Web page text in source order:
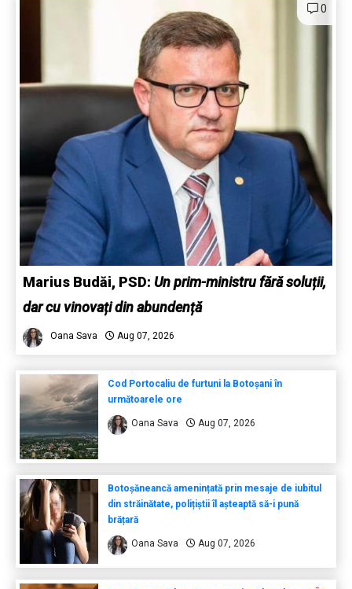
0
Marius Budăi, PSD: Un prim-ministru fără soluții,
dar cu vinovați din abundență
Oana Sava Aug 07, 2026
Cod Portocaliu de furtuni la Botoșani în
următoarele ore
Oana Sava Aug 07, 2026
Botoșăneancă amenințată prin mesaje de iubitul
din străinătate, polițiștii îl așteaptă să-i pună
brățară
Oana Sava Aug 07, 2026